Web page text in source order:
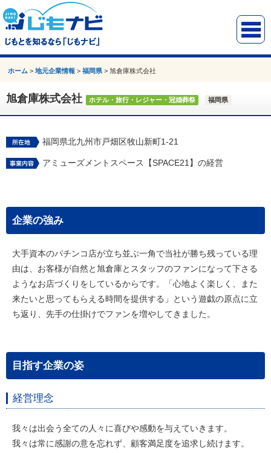
ホーム >地元企業情報 >福岡県 >旭倉庫株式会社
旭倉庫株式会社 ホテル・旅行・レジャー・冠婚葬祭 福岡県
福岡県北九州市戸畑区牧山新町1-21
アミューズメントスペース【SPACE21】の経営
企業の強み
大手資本のパチンコ店が立ち並ぶ一角で当社が勝ち残っている理
由は、お客様が自然と旭倉庫とスタッフのファンになって下さる
ようなお店づくりをしているからです。「心地よく楽しく、また
来たいと思ってもらえる時間を提供する」という遊戯の原点に立
ち返り、先手の仕掛けでファンを増やしてきました。
目指す企業の姿
経営理念
我々は出会う全ての人々に喜びや感動を与えていきます。
我々は常に感謝の意を忘れず、顧客満足度を追求し続けます。